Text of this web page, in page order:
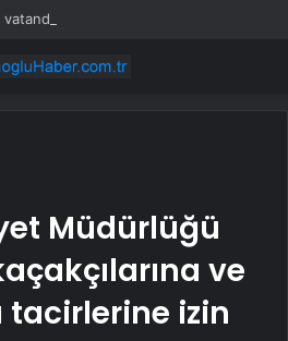
yanında olmak için var
Müdürlüğü
ve
izin